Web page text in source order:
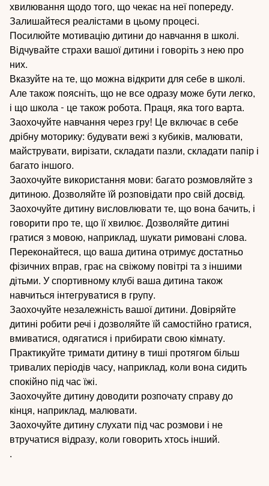
хвилювання щодо того, що чекає на неї попереду.
Залишайтеся реалістами в цьому процесі.
Посилюйте мотивацію дитини до навчання в школі.
Відчувайте страхи вашої дитини і говоріть з нею про
них.
Вказуйте на те, що можна відкрити для себе в школі.
Але також поясніть, що не все одразу може бути легко,
і що школа - це також робота. Праця, яка того варта.
Заохочуйте навчання через гру! Це включає в себе
дрібну моторику: будувати вежі з кубиків, малювати,
майструвати, вирізати, складати пазли, складати папір і
багато іншого.
Заохочуйте використання мови: багато розмовляйте з
дитиною. Дозволяйте їй розповідати про свій досвід.
Заохочуйте дитину висловлювати те, що вона бачить, і
говорити про те, що її хвилює. Дозволяйте дитині
гратися з мовою, наприклад, шукати римовані слова.
Переконайтеся, що ваша дитина отримує достатньо
фізичних вправ, грає на свіжому повітрі та з іншими
дітьми. У спортивному клубі ваша дитина також
навчиться інтегруватися в групу.
Заохочуйте незалежність вашої дитини. Довіряйте
дитині робити речі і дозволяйте їй самостійно гратися,
вмиватися, одягатися і прибирати свою кімнату.
Практикуйте тримати дитину в тиші протягом більш
тривалих періодів часу, наприклад, коли вона сидить
спокійно під час їжі.
Заохочуйте дитину доводити розпочату справу до
кінця, наприклад, малювати.
Заохочуйте дитину слухати під час розмови і не
втручатися відразу, коли говорить хтось інший.
.